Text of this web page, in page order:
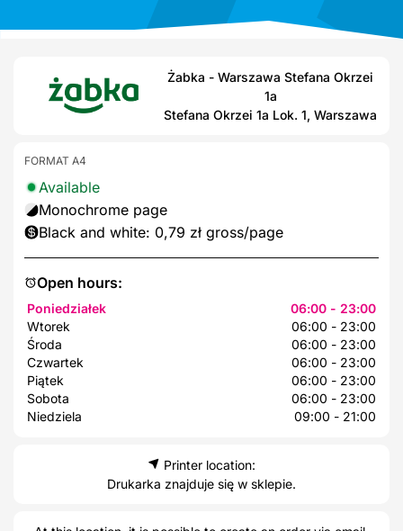
Żabka - Warszawa Stefana Okrzei
1a
Stefana Okrzei 1a Lok. 1, Warszawa
Open hours:
Poniedziałek
06:00 - 23:00
Wtorek
06:00 - 23:00
Środa
06:00 - 23:00
Czwartek
06:00 - 23:00
Piątek
06:00 - 23:00
Sobota
06:00 - 23:00
Niedziela
09:00 - 21:00
FORMAT A4
Available
Monochrome page
Black and white: 0,79 zł gross/page
Printer location:
Drukarka znajduje się w sklepie.